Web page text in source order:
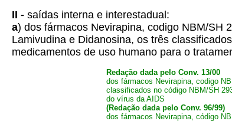
II - saídas interna e interestadual:
a) dos fármacos Nevirapina, codigo NBM/SH
Lamivudina e Didanosina, os três
medicamentos de uso humano para o
Redação dada pelo Conv. 13/00
dos fármacos Nevirapina, codigo
classificados no código NBM/SH
do vírus da AIDS
(Redação dada pelo Conv. 96/99)
dos fármacos Nevirapina, código